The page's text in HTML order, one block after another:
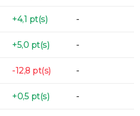
+4,1 pt(s) -
+5,0 pt(s) -
-12,8 pt(s) -
+0,5 pt(s) -